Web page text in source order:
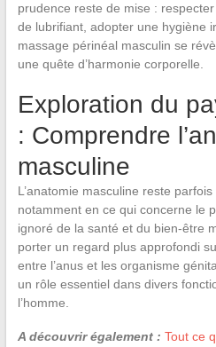
prudence reste de mise :
de lubrifiant, adopter une hygiène
massage périnéal masculin se
une quête d’harmonie corporelle.
Exploration du
: Comprendre
masculine
L’anatomie masculine reste
notamment en ce qui concerne le
ignoré de la santé et du bien-être
porter un regard plus approfondi
entre l’anus et les organisme
un rôle essentiel dans divers
l’homme.
A découvrir également : Tout ce